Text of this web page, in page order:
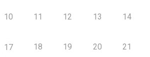
10 11 12 13 14
17 18 19 20 21